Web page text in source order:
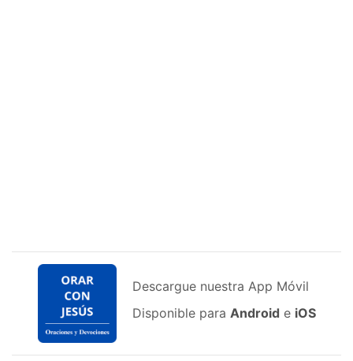
Descargue nuestra App Móvil
Disponible para Android e iOS